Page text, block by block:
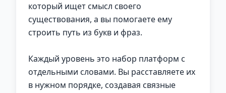
который ищет смысл своего
существования, а вы помогаете ему
строить путь из букв и фраз.
Каждый уровень это набор платформ с
отдельными словами. Вы расставляете их
в нужном порядке, создавая связные